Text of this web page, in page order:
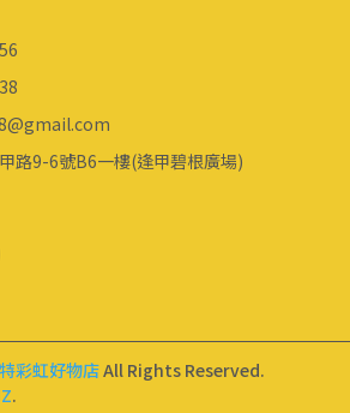
路9-6號B6一樓(逢甲碧根廣場)
彩虹好物店All Rights Reserved.
.